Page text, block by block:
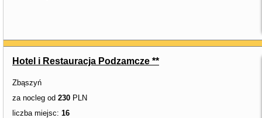
Hotel i Restauracja Podzamcze **
Zbąszyń
za nocleg od 230 PLN
liczba miejsc: 16